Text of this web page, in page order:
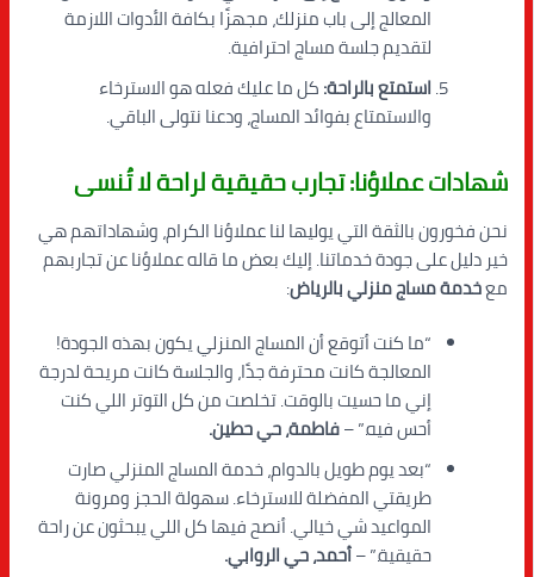
المعالج إلى باب منزلك، مجهزًا بكافة الأدوات اللازمة
لتقديم جلسة مساج احترافية.
استمتع بالراحة:كل ما عليك فعله هو الاسترخاء
والاستمتاع بفوائد المساج، ودعنا نتولى الباقي.
شهادات عملاؤنا: تجارب حقيقية لراحة لا تُنسى
نحن فخورون بالثقة التي يوليها لنا عملاؤنا الكرام، وشهاداتهم هي
خير دليل على جودة خدماتنا. إليك بعض ما قاله عملاؤنا عن تجاربهم
معخدمة مساج منزلي بالرياض:
“ما كنت أتوقع أن المساج المنزلي يكون بهذه الجودة!
المعالجة كانت محترفة جدًا، والجلسة كانت مريحة لدرجة
إني ما حسيت بالوقت. تخلصت من كل التوتر اللي كنت
أحس فيه.” –فاطمة، حي حطين.
“بعد يوم طويل بالدوام، خدمة المساج المنزلي صارت
طريقتي المفضلة للاسترخاء. سهولة الحجز ومرونة
المواعيد شي خيالي. أنصح فيها كل اللي يبحثون عن راحة
حقيقية.” –أحمد، حي الروابي.